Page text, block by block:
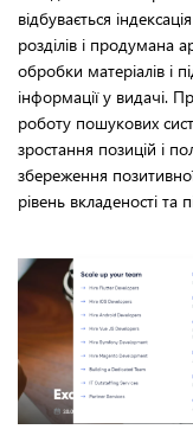
відбувається
розділів і продумана
обробки матеріалів і
інформації у видачі.
роботу пошукових
зростання позицій і
збереження
рівень вкладеності